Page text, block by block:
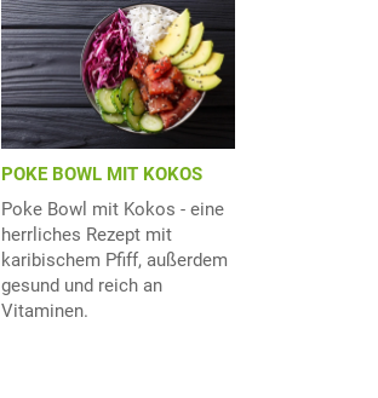
POKE BOWL MIT KOKOS
Poke Bowl mit Kokos - eine
herrliches Rezept mit
karibischem Pfiff, außerdem
gesund und reich an
Vitaminen.